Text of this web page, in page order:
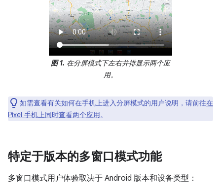
图 1. 在分屏模式下左右并排显示两个应
用。
如需查看有关如何在手机上进入分屏模式的用户说明，请前往在
Pixel 手机上同时查看两个应用。
特定于版本的多窗口模式功能
多窗口模式用户体验取决于 Android 版本和设备类型：